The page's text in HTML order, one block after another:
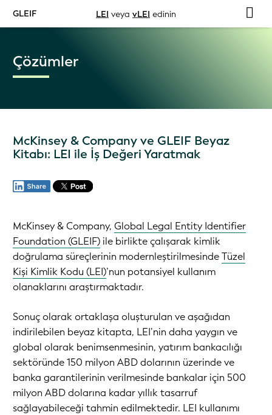
GLEIF LEI veya vLEI edinin
Çözümler
McKinsey & Company ve GLEIF Beyaz
Kitabı: LEI ile İş Değeri Yaratmak
McKinsey & Company, Global Legal Entity Identifier
Foundation (GLEIF) ile birlikte çalışarak kimlik
doğrulama süreçlerinin modernleştirilmesindeTüzel
Kişi Kimlik Kodu (LEI)’nun potansiyel kullanım
olanaklarını araştırmaktadır.
Sonuç olarak ortaklaşa oluşturulan ve aşağıdan
indirilebilen beyaz kitapta, LEI’nin daha yaygın ve
global olarak benimsenmesinin, yatırım bankacılığı
sektöründe 150 milyon ABD dolarının üzerinde ve
banka garantilerinin verilmesinde bankalar için 500
milyon ABD dolarına kadar yıllık tasarruf
sağlayabileceği tahmin edilmektedir. LEI kullanımı